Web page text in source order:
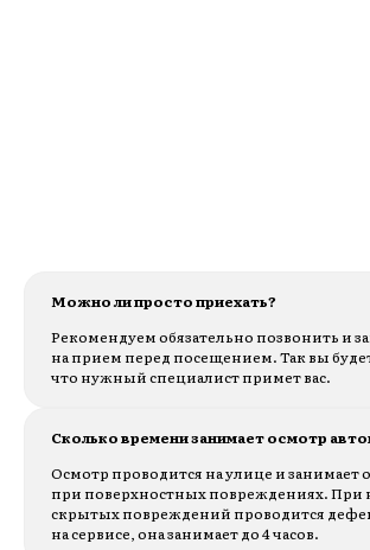
Можно ли просто приехать?
Рекомендуем обязательно позвонить и
на прием перед посещением. Так вы
что нужный специалист примет вас.
Сколько времени занимает осмотр
Осмотр проводится на улице и занимает
при поверхностных повреждениях. При
скрытых повреждений проводится
на сервисе, она занимает до 4 часов.